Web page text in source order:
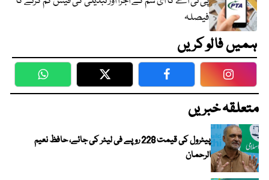
فیصلہ
ہمیں فالو کریں
WhatsApp Twitter Facebook
متعلقہ خبریں
پیٹرول کی قیمت 228 روپے فی لیٹر کی جائے، حافظ نعیم
الرحمان